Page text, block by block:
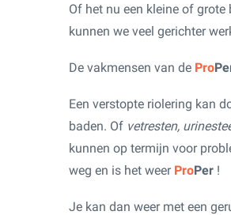
Of het nu een kleine of
kunnen we veel gerichter
De vakmensen van de Pro
Een verstopte riolering kan
baden. Of vetresten,
kunnen op termijn voor
weg en is het weer ProPer !
Je kan dan weer met een